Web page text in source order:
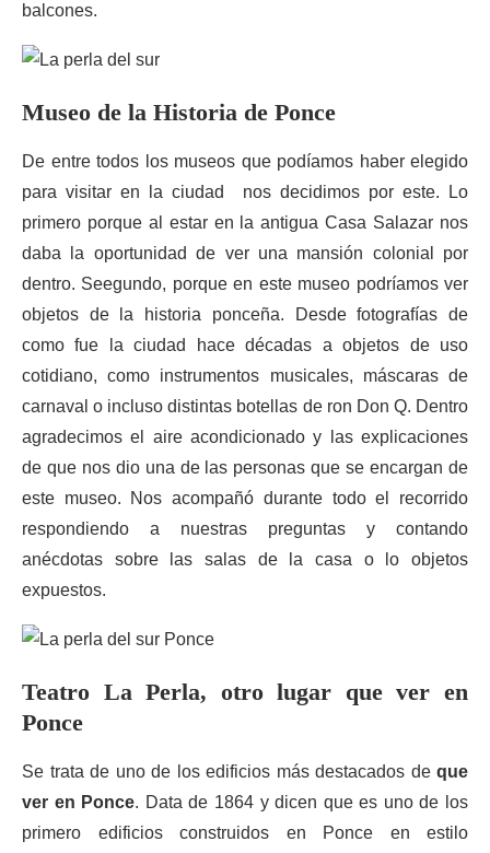
balcones.
Museo de la Historia de Ponce
De entre todos los museos que podíamos haber elegido
para visitar en la ciudad nos decidimos por este. Lo
primero porque al estar en la antigua Casa Salazar nos
daba la oportunidad de ver una mansión colonial por
dentro. Seegundo, porque en este museo podríamos ver
objetos de la historia ponceña. Desde fotografías de
como fue la ciudad hace décadas a objetos de uso
cotidiano, como instrumentos musicales, máscaras de
carnaval o incluso distintas botellas de ron Don Q. Dentro
agradecimos el aire acondicionado y las explicaciones
de que nos dio una de las personas que se encargan de
este museo. Nos acompañó durante todo el recorrido
respondiendo a nuestras preguntas y contando
anécdotas sobre las salas de la casa o lo objetos
expuestos.
Teatro LaPerla, otro lugar que ver en
Ponce
Se trata de uno de los edificios más destacados de que
ver en Ponce. Data de 1864 y dicen que es uno de los
primero edificios construidos en Ponce en estilo